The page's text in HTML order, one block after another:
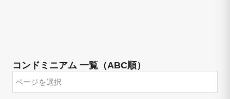
コンドミニアム 一覧（ABC順）